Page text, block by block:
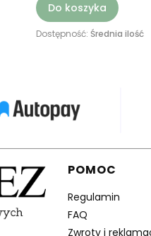
Do koszyka
Dostępność: Średnia ilość
Linki w
POMOC
Regulamin
FAQ
Zwroty i